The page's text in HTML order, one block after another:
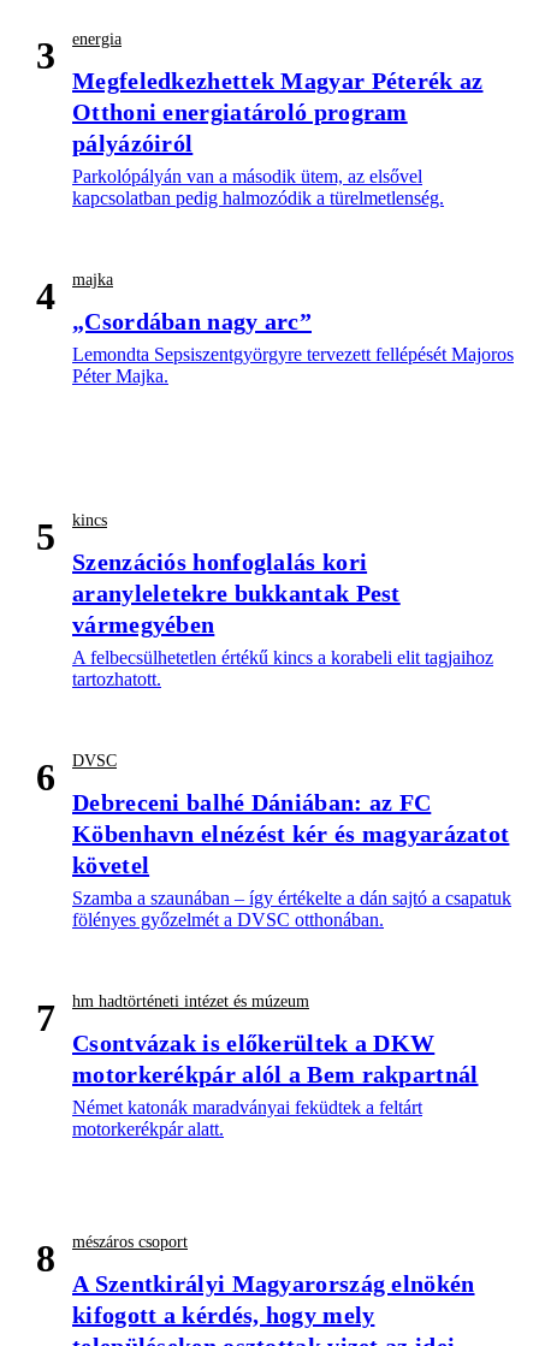
3 energia
Megfeledkezhettek Magyar Péterék az
Otthoni energiatároló program
pályázóiról
Parkolópályán van a második ütem, az elsővel
kapcsolatban pedig halmozódik a türelmetlenség.
4 majka
„Csordában nagy arc”
Lemondta Sepsiszentgyörgyre tervezett fellépését Majoros
Péter Majka.
5 kincs
Szenzációs honfoglalás kori
aranyleletekre bukkantak Pest
vármegyében
A felbecsülhetetlen értékű kincs a korabeli elit tagjaihoz
tartozhatott.
6 DVSC
Debreceni balhé Dániában: az FC
Köbenhavn elnézést kér és magyarázatot
követel
Szamba a szaunában – így értékelte a dán sajtó a csapatuk
fölényes győzelmét a DVSC otthonában.
7 hm hadtörténeti intézet és múzeum
Csontvázak is előkerültek a DKW
motorkerékpár alól a Bem rakpartnál
Német katonák maradványai feküdtek a feltárt
motorkerékpár alatt.
8 mészáros csoport
A Szentkirályi Magyarország elnökén
kifogott a kérdés, hogy mely